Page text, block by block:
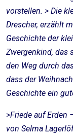
vorstellen. > Die
Drescher, erzählt
Geschichte der
Zwergenkind, das
den Weg durch
dass der
Geschichte ein
>Friede auf Erden
von Selma